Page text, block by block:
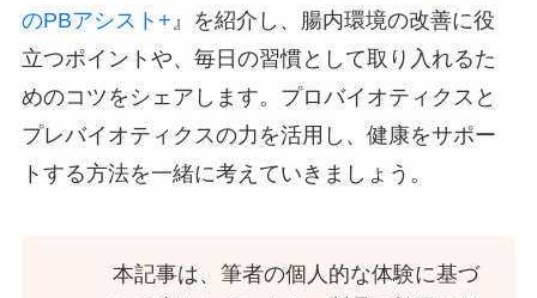
のPBアシスト+』を紹介し、腸内環境の改善に役
立つポイントや、毎日の習慣として取り入れるた
めのコツをシェアします。プロバイオティクスと
プレバイオティクスの力を活用し、健康をサポー
トする方法を一緒に考えていきましょう。
本記事は、筆者の個人的な体験に基づ